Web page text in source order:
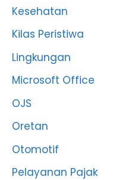
Kesehatan
Kilas Peristiwa
Lingkungan
Microsoft Office
OJS
Oretan
Otomotif
Pelayanan Pajak